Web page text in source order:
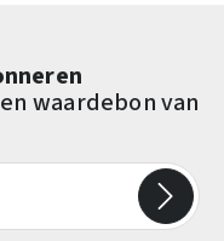
waardebon van